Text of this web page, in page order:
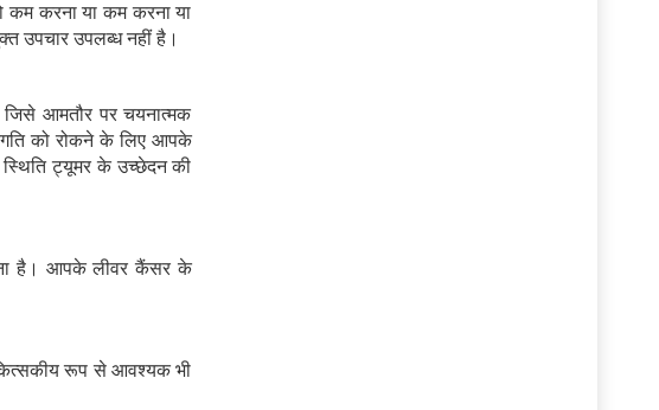
करना या कम करना या
उपचार उपलब्ध नहीं है।
आमतौर पर चयनात्मक
को रोकने के लिए आपके
स्थिति ट्यूमर के उच्छेदन की
है। आपके लीवर कैंसर के
रूप से आवश्यक भी